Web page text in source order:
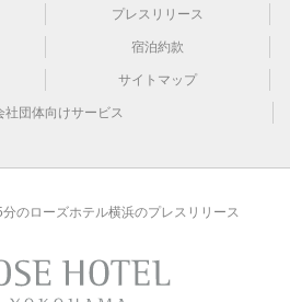
プレスリリース
宿泊約款
サイトマップ
社団体向けサービス
のローズホテル横浜のプレスリリース